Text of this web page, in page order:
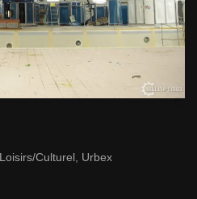
Loisirs/Culturel , Urbex